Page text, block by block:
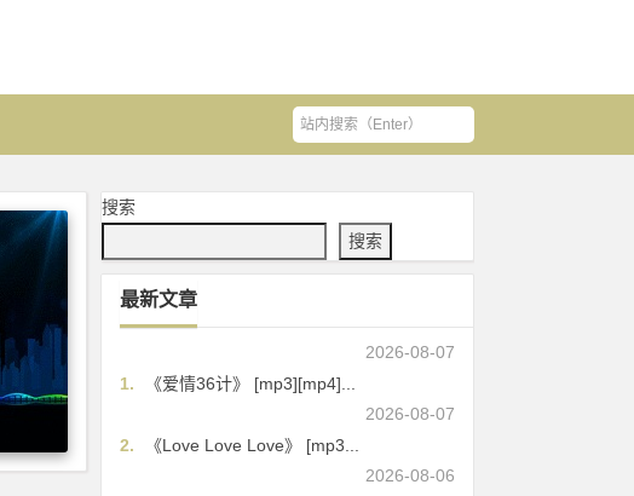
搜索
搜索
最新文章
2026-08-07
1.
《爱情36计》 [mp3][mp4]...
2026-08-07
2.
《Love Love Love》 [mp3...
2026-08-06